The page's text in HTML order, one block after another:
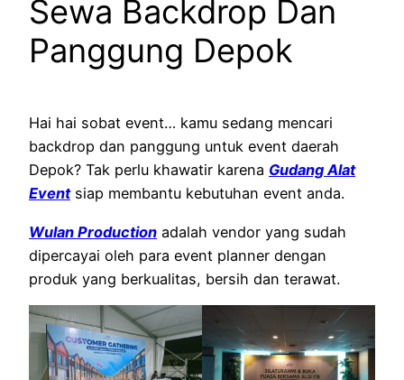
Sewa Backdrop Dan
Panggung Depok
Hai hai sobat event… kamu sedang mencari
backdrop dan panggung untuk event daerah
Depok? Tak perlu khawatir karena Gudang Alat
Eventsiap membantu kebutuhan event anda.
Wulan Production adalah vendor yang sudah
dipercayai oleh para event planner dengan
produk yang berkualitas, bersih dan terawat.